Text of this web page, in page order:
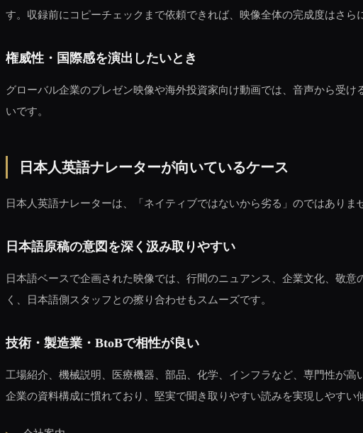
す。収録前にコピーチェックまで依頼できれば、映像全体の完成度はさら
権威性・国際感を演出したいとき
グローバル企業のプレゼン映像や海外投資家向け動画では、音声から受
いです。
日本人英語ナレーターが向いているケース
日本人英語ナレーターは、「ネイティブではないから劣る」のではあり
日本語原稿の意図を深く汲み取りやすい
日本語ベースで企画された映像では、行間のニュアンス、企業文化、敬
く、日本語側スタッフとの擦り合わせもスムーズです。
技術・製造業・BtoBで相性が良い
工場紹介、機械説明、医療機器、部品、化学、インフラなど、専門性が
企業の資料構成に慣れており、堅実で聞き取りやすい読みを実現しやすい